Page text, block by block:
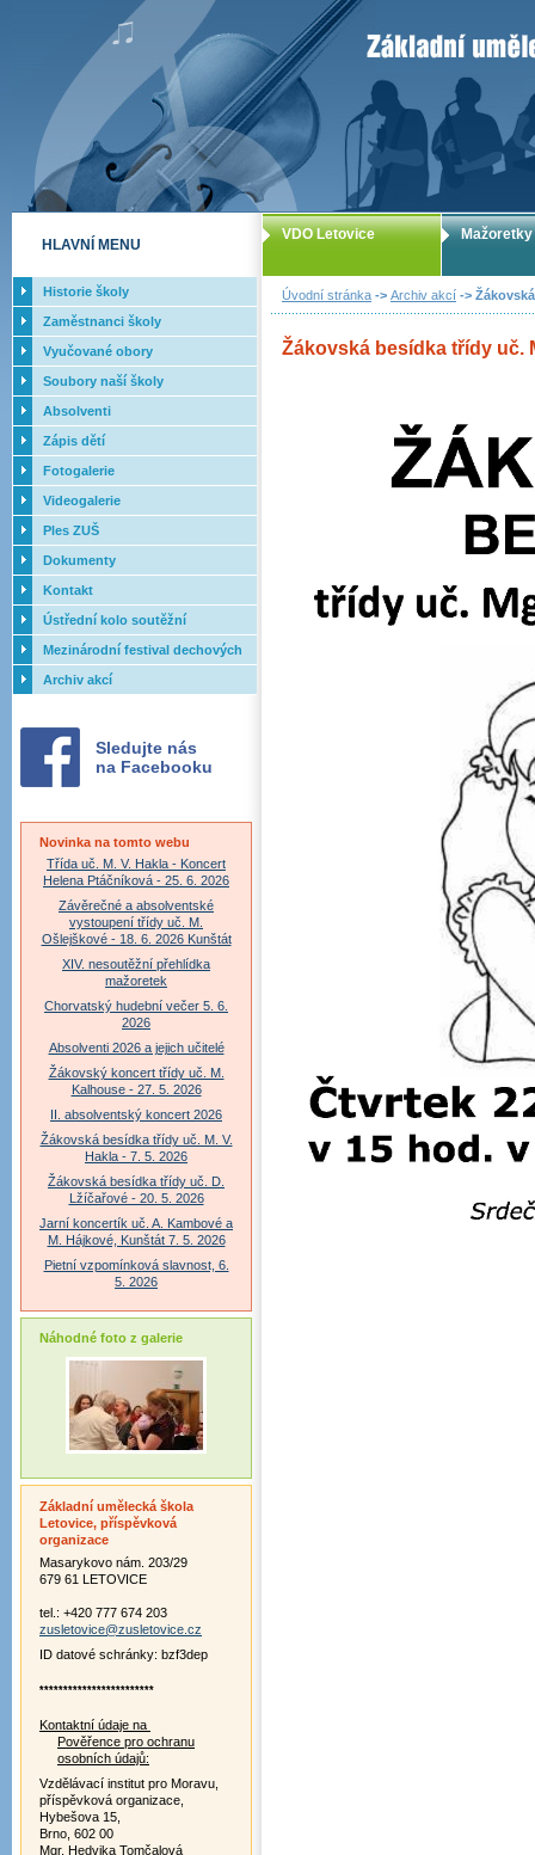
ZUŠ Letovice
Úvodní stránka -> Archiv akcí ->
Žákovská besídka třídy uč.
VDO Letovice Mažoretky
HLAVNÍ MENU
Historie školy
Zaměstnanci školy
Vyučované obory
Soubory naší školy
Absolventi
Zápis dětí
Fotogalerie
Videogalerie
Ples ZUŠ
Dokumenty
Kontakt
Ústřední kolo soutěžní
přehlídky dechových orchestrů
ZUŠ - 2017
Mezinárodní festival dechových
orchestrů - Letovice
Archiv akcí
Sledujte nás
na Facebooku
Novinka na tomto webu
Třída uč. M. V. Hakla - Koncert
Helena Ptáčníková - 25. 6. 2026
Závěrečné a absolventské
vystoupení třídy uč. M.
Ošlejškové - 18. 6. 2026 Kunštát
XIV. nesoutěžní přehlídka
mažoretek
Chorvatský hudební večer 5. 6.
2026
Absolventi 2026 a jejich učitelé
Žákovský koncert třídy uč. M.
Kalhouse - 27. 5. 2026
II. absolventský koncert 2026
Žákovská besídka třídy uč. M. V.
Hakla - 7. 5. 2026
Žákovská besídka třídy uč. D.
Lžíčařové - 20. 5. 2026
Jarní koncertík uč. A. Kambové a
M. Hájkové, Kunštát 7. 5. 2026
Pietní vzpomínková slavnost, 6.
5. 2026
Náhodné foto z galerie
Základní umělecká škola
Letovice, příspěvková
organizace
Masarykovo nám. 203/29
679 61 LETOVICE
tel.: +420 777 674 203
zusletovice@zusletovice.cz
ID datové schránky: bzf3dep
************************
Kontaktní údaje na
Pověřence pro ochranu
osobních údajů:
Vzdělávací institut pro Moravu,
příspěvková organizace,
Hybešova 15,
Brno, 602 00
Mgr. Hedvika Tomčalová